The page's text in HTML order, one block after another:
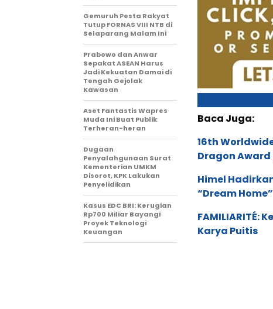
Baca Juga:
16th
Dragon Award
Himel
“Dream Home”
FAMILIARITÉ:
Karya Puitis
Gemuruh Pesta Rakyat
Tutup FORNAS VIII NTB di
Selaparang Malam Ini
Prabowo dan Anwar
Sepakat ASEAN Harus
Jadi Kekuatan Damai di
Tengah Gejolak
Kawasan
Aset Fantastis Wapres
Muda Ini Buat Publik
Terheran-heran
Dugaan
Penyalahgunaan Surat
Kementerian UMKM
Disorot, KPK Lakukan
Penyelidikan
Kasus EDC BRI: Kerugian
Rp700 Miliar Bayangi
Proyek Teknologi
Keuangan